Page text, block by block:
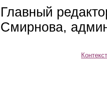
Главный
Смирнова,